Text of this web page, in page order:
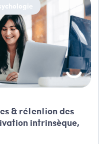
& rétention des
intrinsèque,